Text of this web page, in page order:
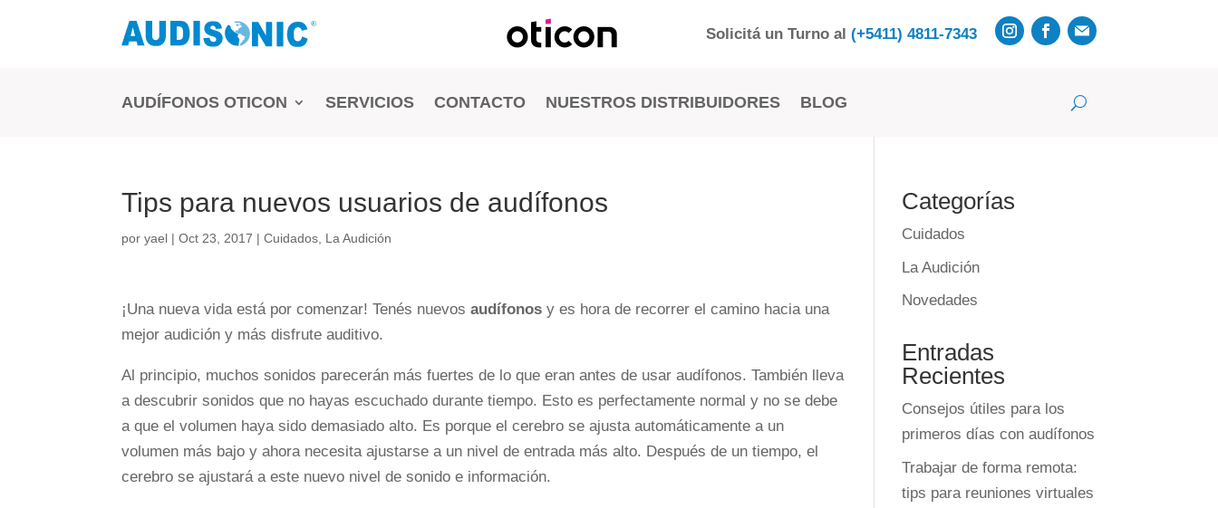
Solicitá un Turno al (+5411) 4811-7343
AUDÍFONOS OTICON SERVICIOS CONTACTO NUESTROS DISTRIBUIDORES BLOG
Tips para nuevos usuarios de audífonos
poryael |Oct 23, 2017 |Cuidados La Audición
¡Una nueva vida está por comenzar! Tenés nuevosaudífonos y es hora de recorrer el camino hacia una
mejor audición y más disfrute auditivo.
Al principio, muchos sonidos parecerán más fuertes de lo que eran antes de usar audífonos. También lleva
a descubrir sonidos que no hayas escuchado durante tiempo. Esto es perfectamente normal y no se debe
a que el volumen haya sido demasiado alto. Es porque el cerebro se ajusta automáticamente a un
volumen más bajo y ahora necesita ajustarse a un nivel de entrada más alto. Después de un tiempo, el
cerebro se ajustará a este nuevo nivel de sonido e información.
Categorías
Cuidados
La Audición
Novedades
Entradas
Recientes
Consejos útiles para los
primeros días con audífonos
Trabajar de forma remota:
tips para reuniones virtuales